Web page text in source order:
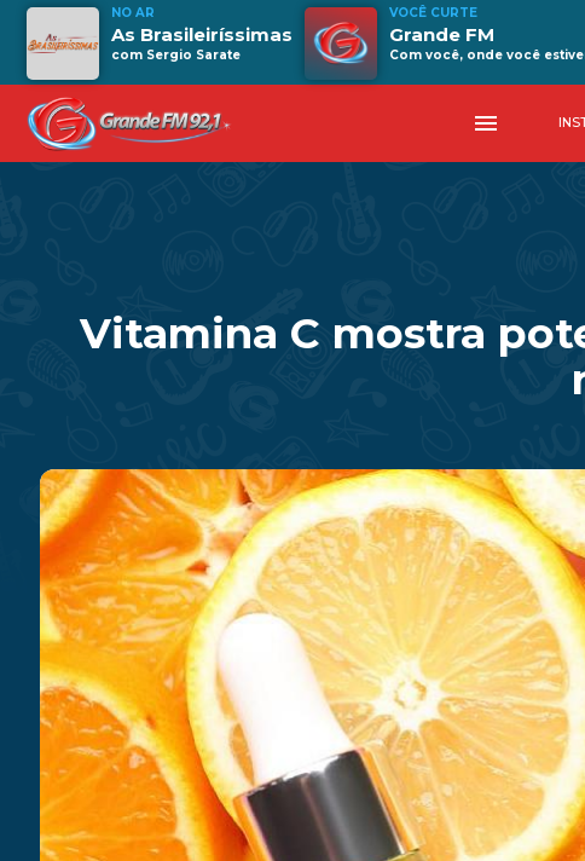
NO AR
As Brasileiríssimas
com Sergio Sarate
VOCÊ CURTE
Grande FM
Com você, onde você
menu
Vitamina C mostra